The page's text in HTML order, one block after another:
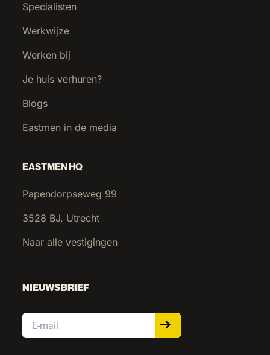
Specialisten
Werkwijze
Werken bij
Je huis verhuren?
Blogs
Eastmen in de media
EASTMEN HQ
Papendorpseweg 99
3528 BJ, Utrecht
Naar alle vestigingen
NIEUWSBRIEF
Email